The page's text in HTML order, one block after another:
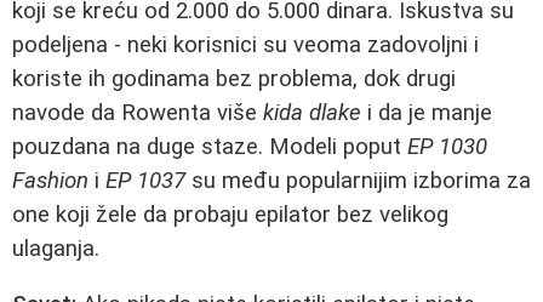
koji se kreću od 2.000 do 5.000 dinara. Iskustva su
podeljena - neki korisnici su veoma zadovoljni i
koriste ih godinama bez problema, dok drugi
navode da Rowenta više kida dlake i da je manje
pouzdana na duge staze. Modeli poput EP 1030
Fashion i EP 1037su među popularnijim izborima za
one koji žele da probaju epilator bez velikog
ulaganja.